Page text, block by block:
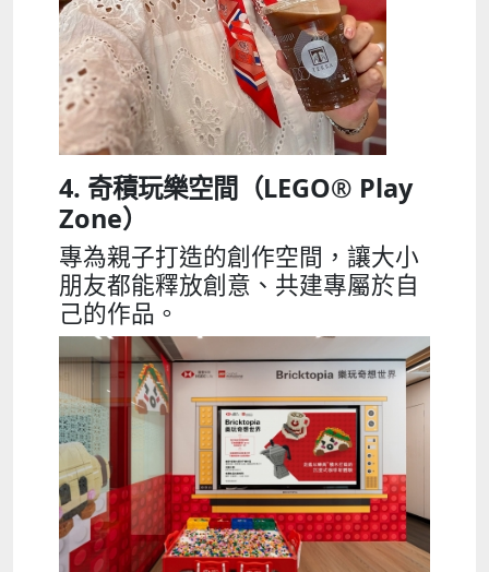
4. 奇積玩樂空間（LEGO® Play
Zone）
專為親子打造的創作空間，讓大小
朋友都能釋放創意、共建專屬於自
己的作品。